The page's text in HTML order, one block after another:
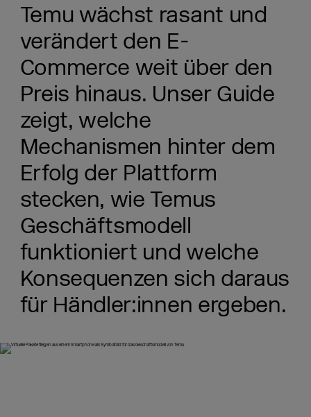
Temu wächst rasant und
verändert den E-
Commerce weit über den
Preis hinaus. Unser Guide
zeigt, welche
Mechanismen hinter dem
Erfolg der Plattform
stecken, wie Temus
Geschäftsmodell
funktioniert und welche
Konsequenzen sich daraus
für Händler:innen ergeben.